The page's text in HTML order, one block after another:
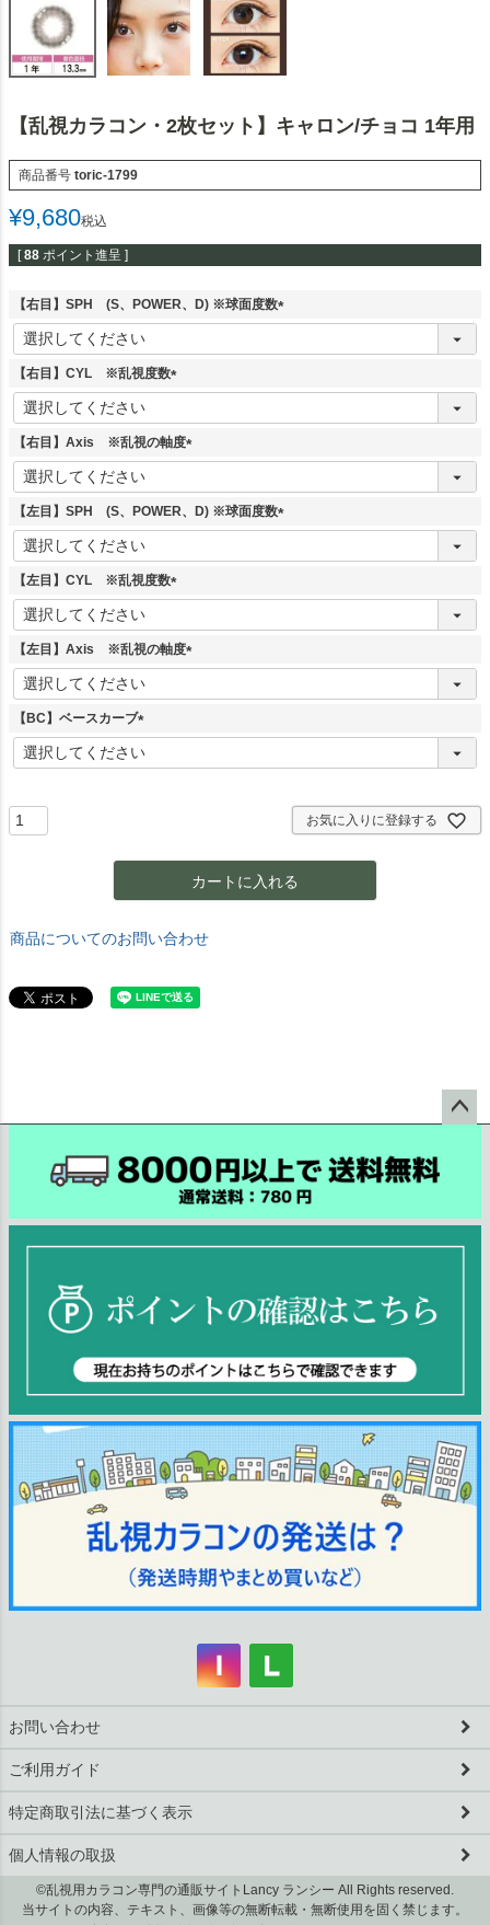
【乱視カラコン・2枚セット】キャロン/チョコ 1年用
商品番号 toric-1799
¥9,680税込
[ 88 ポイント進呈 ]
【右目】SPH (S、POWER、D) ※球面度数
(
【右目】CYL ※乱視度数
(
須
【右目】Axis ※乱視の軸度
(
須
【左目】SPH (S、POWER、D) ※球面度数
(
【左目】CYL ※乱視度数
(
須
【左目】Axis ※乱視の軸度
(
【BC】ベースカーブ
(
お気に入りに登録する
カートに入れる
商品についてのお問い合わせ
お問い合わせ
ご利用ガイド
特定商取引法に基づく表示
個人情報の取扱
©乱視用カラコン専門の通販サイトLancy ランシー All Rights reserved.
当サイトの内容、テキスト、画像等の無断転載・無断使用を固く禁じます。